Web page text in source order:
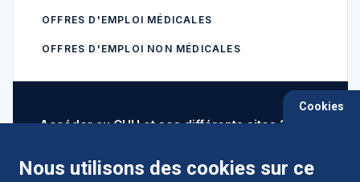
OFFRES D'EMPLOI MÉDICALES
OFFRES D'EMPLOI NON MÉDICALES
Accéder au CHU et ses différents sites ?
Cookies
Nous utilisons des cookies sur ce